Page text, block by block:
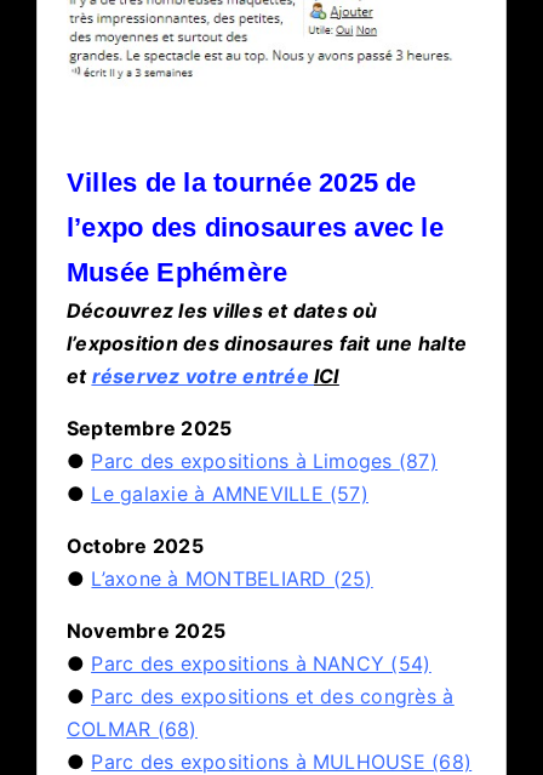
Villes de la tournée 2025 de
l’expo des dinosaures avec le
Musée Ephémère
Découvrez les villes et dates où
l’exposition des dinosaures fait une halte
et réservez votre entréeICI
Septembre 2025
● Parc des expositions à Limoges (87)
● Le galaxie à AMNEVILLE (57)
Octobre 2025
● L’axone à MONTBELIARD (25)
Novembre 2025
● Parc des expositions à NANCY (54)
● Parc des expositions et des congrès à
COLMAR (68)
● Parc des expositions à MULHOUSE (68)